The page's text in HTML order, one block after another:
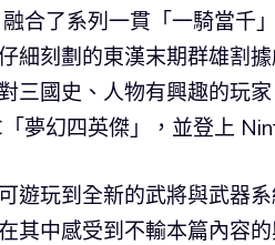
合了系列一貫「一騎當千
細刻劃的東漢末期群雄割
三國史、人物有興趣的玩
夢幻四英傑」，並登上
遊玩到全新的武將與武器
其中感受到不輸本篇內容